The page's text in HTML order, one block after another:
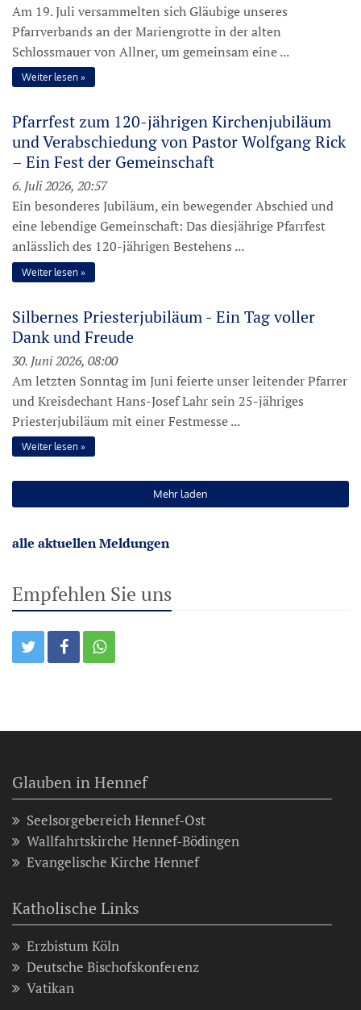
Am 19. Juli versammelten sich Gläubige unseres
Pfarrverbands an der Mariengrotte in der alten
Schlossmauer von Allner, um gemeinsam eine ...
Weiter lesen
Pfarrfest zum 120-jährigen Kirchenjubiläum
und Verabschiedung von Pastor Wolfgang Rick
– Ein Fest der Gemeinschaft
6. Juli 2026, 20:57
Ein besonderes Jubiläum, ein bewegender Abschied und
eine lebendige Gemeinschaft: Das diesjährige Pfarrfest
anlässlich des 120-jährigen Bestehens ...
Weiter lesen
Silbernes Priesterjubiläum - Ein Tag voller
Dank und Freude
30. Juni 2026, 08:00
Am letzten Sonntag im Juni feierte unser leitender Pfarrer
und Kreisdechant Hans-Josef Lahr sein 25-jähriges
Priesterjubiläum mit einer Festmesse ...
Weiter lesen
Mehr laden
alle aktuellen Meldungen
Empfehlen Sie uns
Glauben in Hennef
Seelsorgebereich Hennef-Ost
Wallfahrtskirche Hennef-Bödingen
Evangelische Kirche Hennef
Katholische Links
Erzbistum Köln
Deutsche Bischofskonferenz
Vatikan